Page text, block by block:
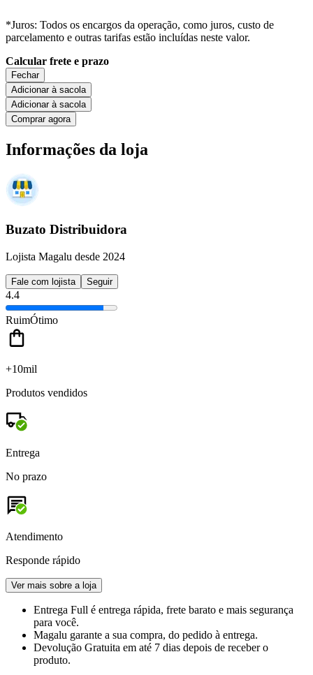
*Juros: Todos os encargos da operação, como juros, custo de
parcelamento e outras tarifas estão incluídas neste valor.
Calcular frete e prazo
Fechar
Adicionar à sacola
Adicionar à sacola
Comprar agora
Informações da loja
Buzato Distribuidora
Lojista Magalu desde 2024
Fale com lojista Seguir
4.4
RuimÓtimo
+10mil
Produtos vendidos
Entrega
No prazo
Atendimento
Responde rápido
Ver mais sobre a loja
Entrega Full é entrega rápida, frete barato e mais segurança
para você.
Magalu garante a sua compra, do pedido à entrega.
Devolução Gratuita em até 7 dias depois de receber o
produto.